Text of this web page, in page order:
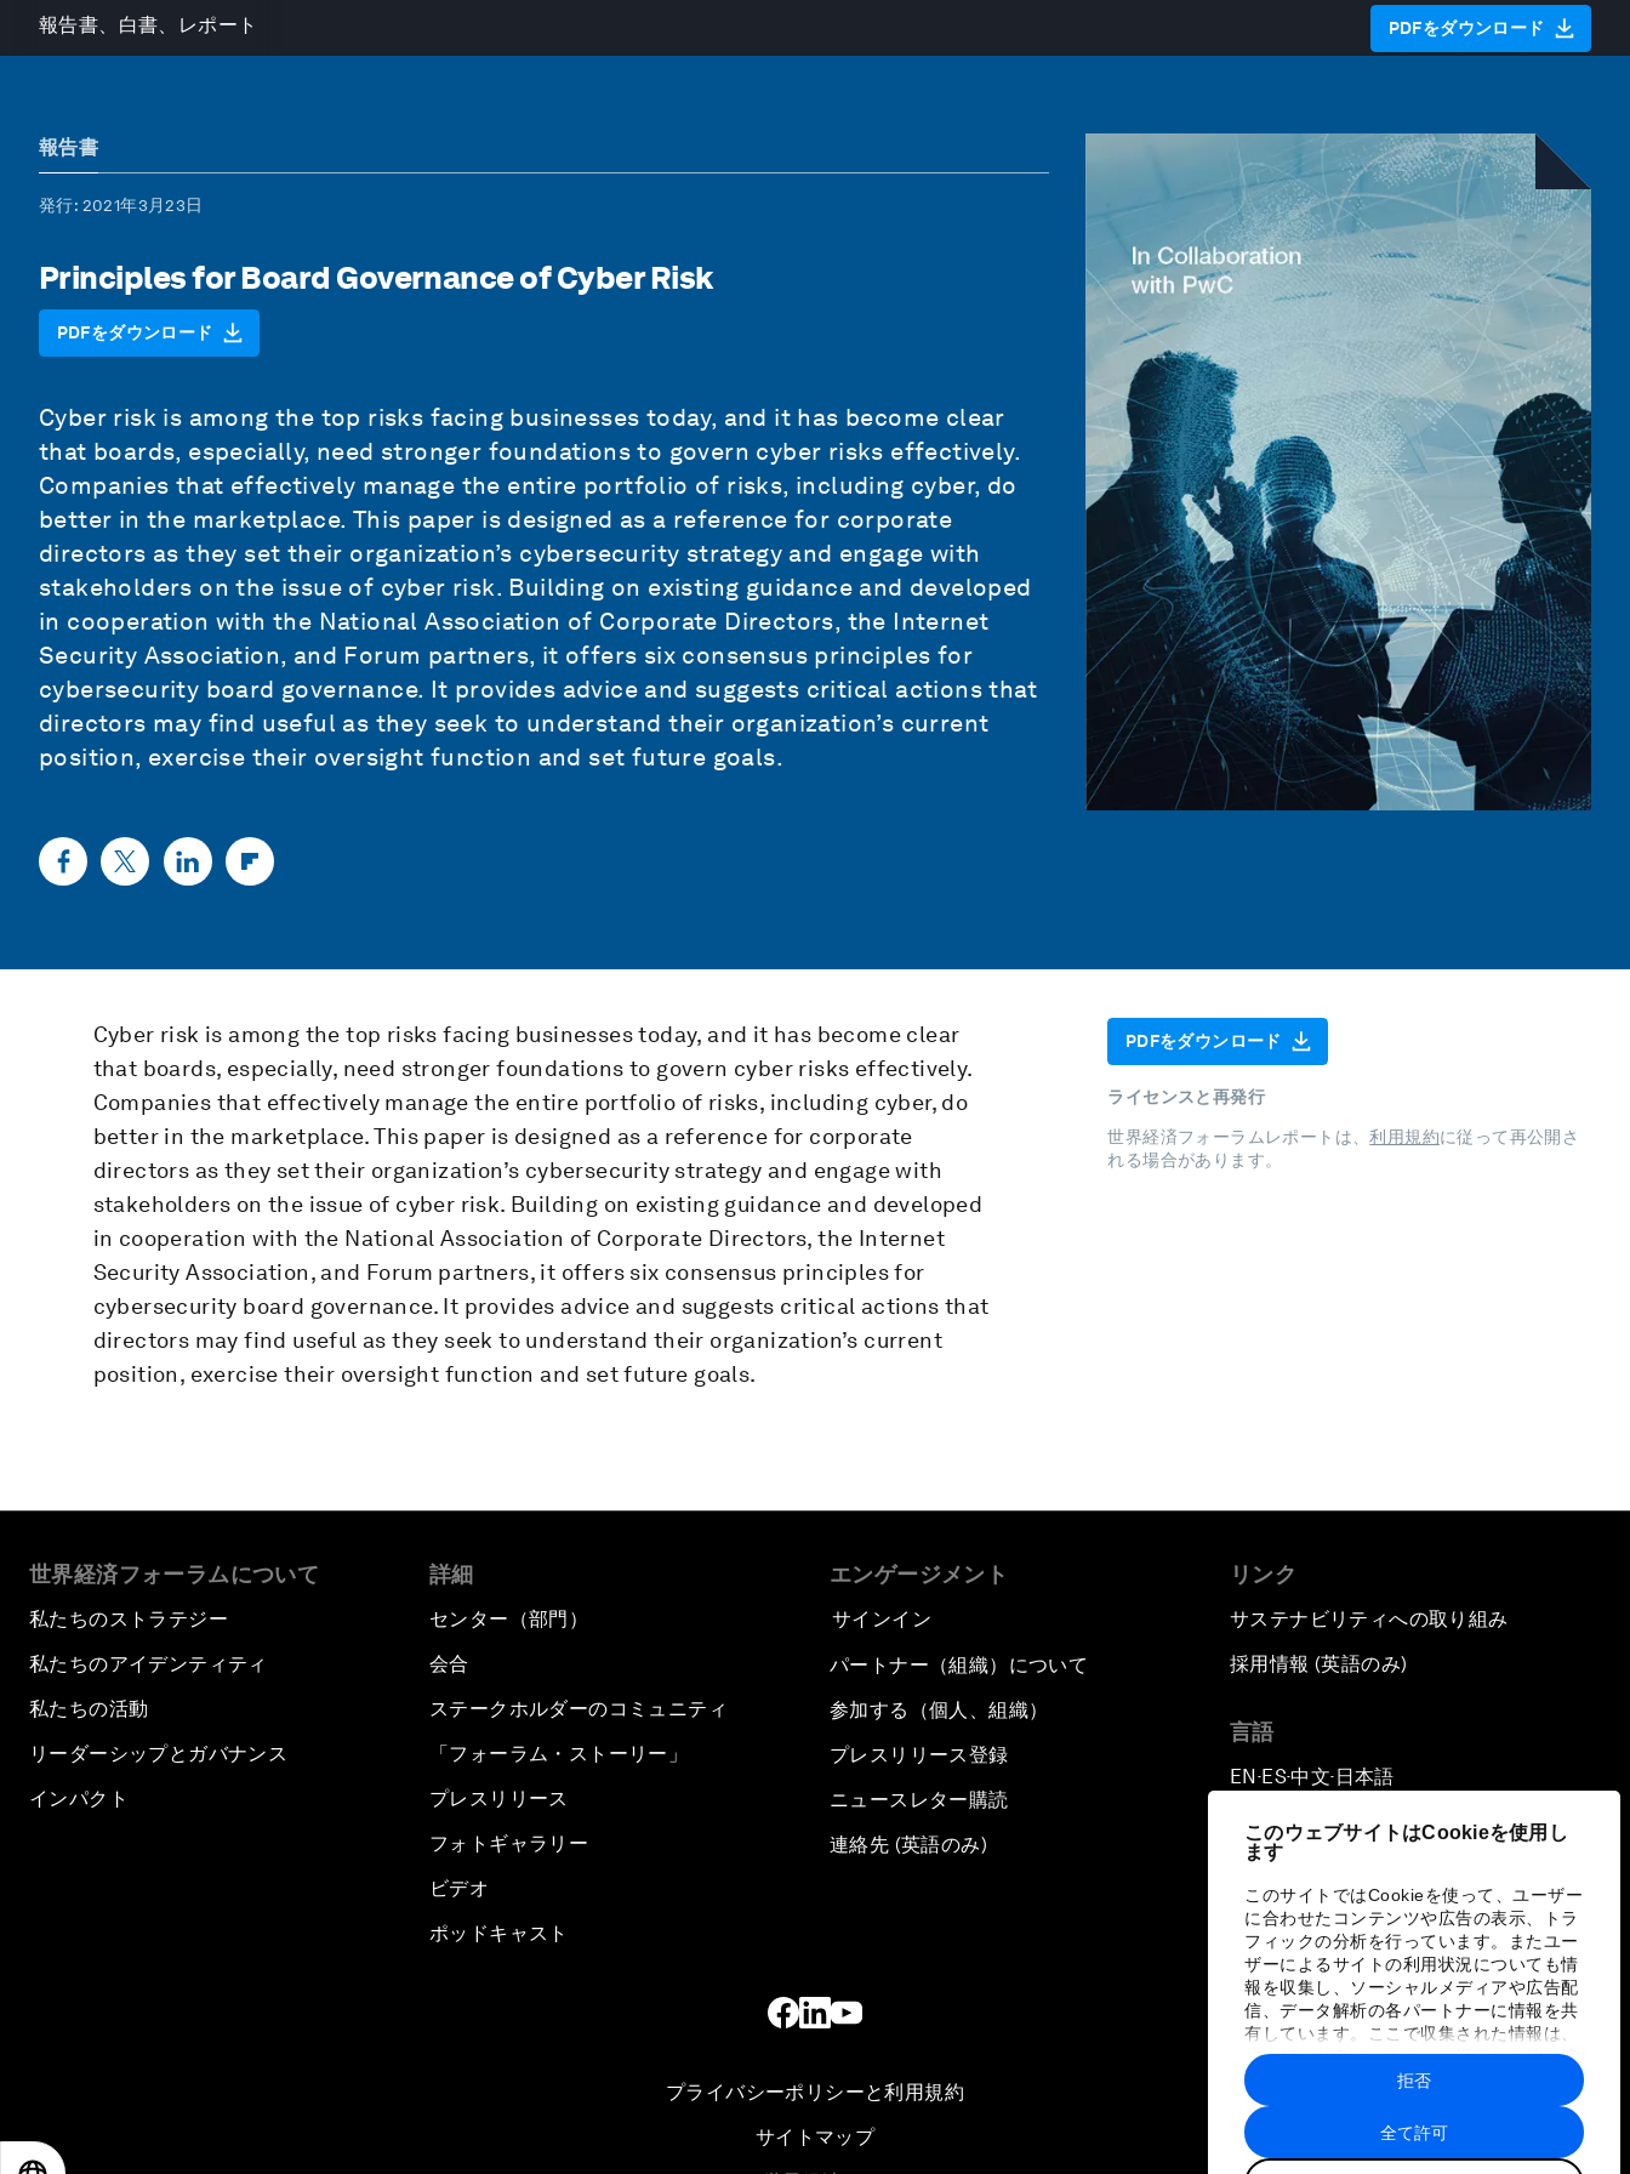
このウェブサイトはCookieを使用し
ます
このサイトではCookieを使って、ユーザー
に合わせたコンテンツや広告の表示、トラ
フィックの分析を行っています。またユー
ザーによるサイトの利用状況についても情
報を収集し、ソーシャルメディアや広告配
信、データ解析の各パートナーに情報を共
有しています。ここで収集された情報は、
ユーザーが各パートナーに提供した他の情
報や各パートナーのサービスを使用した際
に収集された情報と組み合わされ、各パー
トナーによって使用されることがありま
す。
全て許可
拒否
報告書、白書、レポート PDFをダウンロード
報告書
発行: 2021年3月23日
Principles for Board Governance of Cyber Risk
PDFをダウンロード
Cyber risk is among the top risks facing businesses today, and it has become clear
that boards, especially, need stronger foundations to govern cyber risks effectively.
Companies that effectively manage the entire portfolio of risks, including cyber, do
better in the marketplace. This paper is designed as a reference for corporate
directors as they set their organization’s cybersecurity strategy and engage with
stakeholders on the issue of cyber risk. Building on existing guidance and developed
in cooperation with the National Association of Corporate Directors, the Internet
Security Association, and Forum partners, it offers six consensus principles for
cybersecurity board governance. It provides advice and suggests critical actions that
directors may find useful as they seek to understand their organization’s current
position, exercise their oversight function and set future goals.
Cyber risk is among the top risks facing businesses today, and it has become clear
that boards, especially, need stronger foundations to govern cyber risks effectively.
Companies that effectively manage the entire portfolio of risks, including cyber, do
better in the marketplace. This paper is designed as a reference for corporate
directors as they set their organization’s cybersecurity strategy and engage with
stakeholders on the issue of cyber risk. Building on existing guidance and developed
in cooperation with the National Association of Corporate Directors, the Internet
Security Association, and Forum partners, it offers six consensus principles for
cybersecurity board governance. It provides advice and suggests critical actions that
directors may find useful as they seek to understand their organization’s current
position, exercise their oversight function and set future goals.
PDFをダウンロード
ライセンスと再発行
世界経済フォーラムレポートは、利用規約に従って再公開さ
れる場合があります。
世界経済フォーラムについて
私たちのストラテジー
私たちのアイデンティティ
私たちの活動
リーダーシップとガバナンス
インパクト
詳細
センター（部門）
会合
ステークホルダーのコミュニティ
「フォーラム・ストーリー」
プレスリリース
フォトギャラリー
ビデオ
ポッドキャスト
エンゲージメント
サインイン
パートナー（組織）について
参加する（個人、組織）
プレスリリース登録
ニュースレター購読
連絡先 (英語のみ)
リンク
サステナビリティへの取り組み
採用情報 (英語のみ)
言語
EN ▪ES▪中文▪ 日本語
プライバシーポリシーと利用規約
サイトマップ